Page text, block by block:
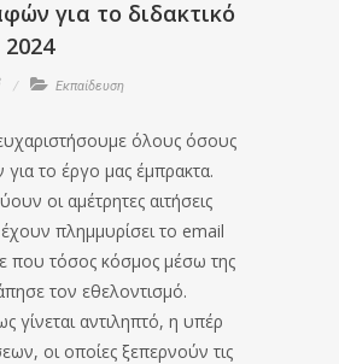
για το διδακτικό
Εκπαίδευση
όλους όσους
για το έργο μας έμπρακτα.
οι αμέτρητες αιτήσεις
πλημμυρίσει το email
που τόσος κόσμος μέσω της
τον εθελοντισμό.
γίνεται αντιληπτό, η υπέρ
οι οποίες ξεπερνούν τις